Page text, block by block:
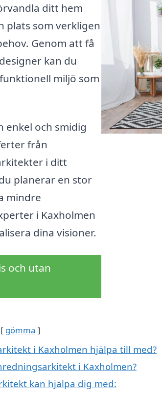
ditt hem
plats som verkligen
Genom att få
kan du
miljö som
och smidig
från
i ditt
planerar en stor
mindre
i Kaxholmen
dina visioner.
och utan
gömma
i Kaxholmen hjälpa till med?
i Kaxholmen?
kan hjälpa dig med: